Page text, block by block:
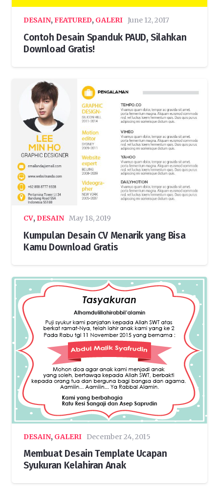
DESAIN,FEATURED, GALERI June 12, 2017
Contoh Desain Spanduk PAUD, Silahkan
Download Gratis!
CV, DESAIN May 18, 2019
Kumpulan Desain CV Menarik yang Bisa
Kamu Download Gratis
DESAIN, GALERI December 24, 2015
Membuat Desain Template Ucapan
Syukuran Kelahiran Anak